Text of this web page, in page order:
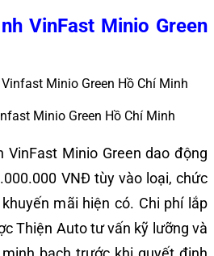
VinFast Minio Green
Minio Green Hồ Chí Minh
VinFast Minio Green dao động
VNĐ tùy vào loại, chức
mãi hiện có. Chi phí lắp
Thiện Auto tư vấn kỹ lưỡng và